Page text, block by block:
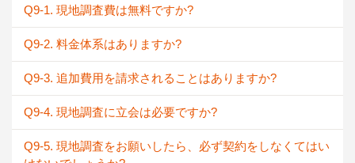
Q9-1. 現地調査費は無料ですか?
Q9-2. 料金体系はありますか?
Q9-3. 追加費用を請求されることはありますか?
Q9-4. 現地調査に立会は必要ですか?
Q9-5. 現地調査をお願いしたら、必ず契約をしなくてはい